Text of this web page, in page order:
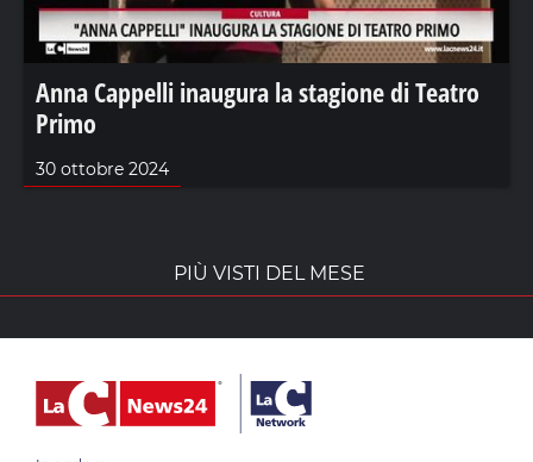
Anna Cappelli inaugura la stagione di Teatro
Primo
30 ottobre 2024
PIÙ VISTI DEL MESE